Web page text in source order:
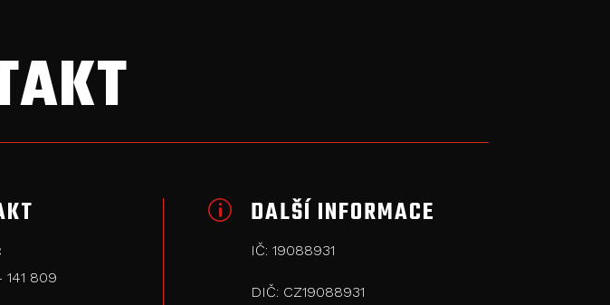
141 809
p DALŠÍ INFORMACE
IČ: 19088931
DIČ: CZ19088931